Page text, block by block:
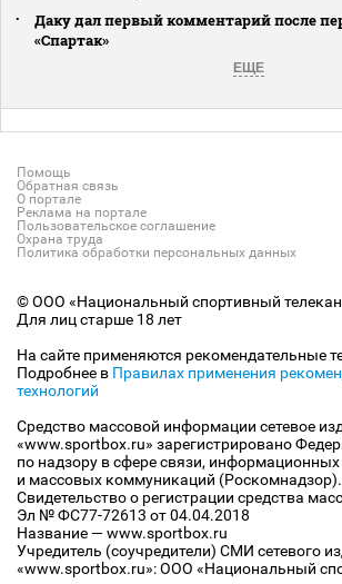
Даку дал первый комментарий после
«Спартак»
ЕЩЕ
Помощь
Обратная связь
О портале
Реклама на портале
Пользовательское соглашение
Охрана труда
Политика обработки персональных данных
© ООО «Национальный спортивный
Для лиц старше 18 лет
На сайте применяются рекомендательные
Подробнее в Правилах применения
технологий
Средство массовой информации сетевое
«www.sportbox.ru» зарегистрировано
по надзору в сфере связи, информационных
и массовых коммуникаций (Роскомнадзор).
Свидетельство о регистрации средства
Эл № ФС77-72613 от 04.04.2018
Название — www.sportbox.ru
Учредитель (соучредители) СМИ сетевого
«www.sportbox.ru»: ООО «Национальный